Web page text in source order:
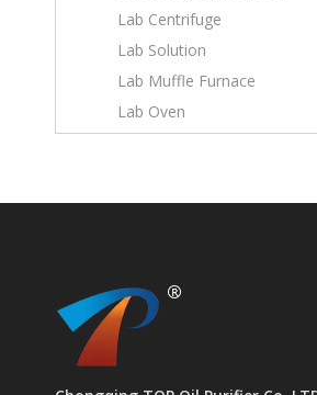
Lab Centrifuge
Lab Solution
Lab Muffle Furnace
Lab Oven